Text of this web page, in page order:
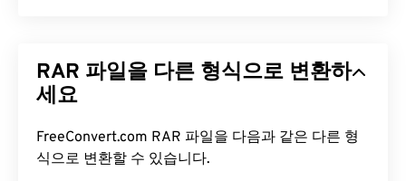
RAR 파일을 다른 형식으로 변환하
세요
FreeConvert.com RAR 파일을 다음과 같은 다른 형
식으로 변환할 수 있습니다.